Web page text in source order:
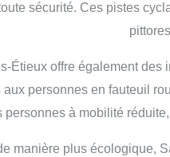
sécurité. Ces pistes
Étieux offre également
personnes en fauteuil
à mobilité
manière plus écologique,